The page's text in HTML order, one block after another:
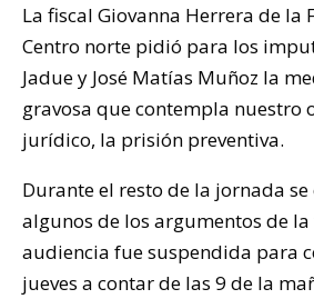
La fiscal Giovanna Herrera de la
Centro norte pidió para los
Jadue y José Matías Muñoz la
gravosa que contempla nuestro
jurídico, la prisión preventiva.
Durante el resto de la jornada
algunos de los argumentos de
audiencia fue suspendida para
jueves a contar de las 9 de la